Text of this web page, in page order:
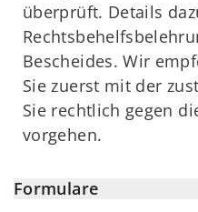
überprüft. Details
Bescheides. Wir
Sie zuerst mit der
Sie rechtlich gegen
vorgehen.
Formulare